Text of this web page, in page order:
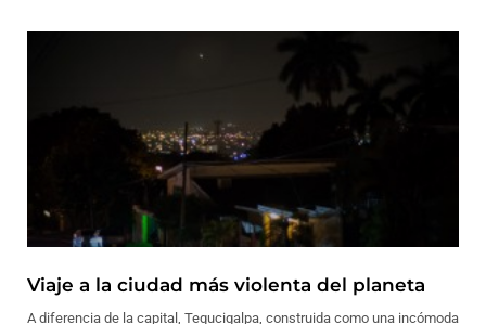
Viaje a la ciudad más violenta del planeta
A diferencia de la capital, Tegucigalpa, construida como una incómoda